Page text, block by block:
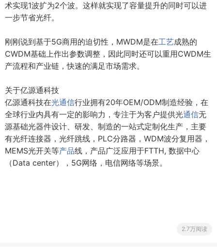
术实现1波扩为2个波。这样就实现了容量提升的同时可以进
一步节省光纤。
刚刚说到基于5G商用的迫切性，MWDM是在工艺成熟的
CWDM基础上作出参数调整，因此同时还可以重用CWDM生
产流程和产业链，快速的满足市场需求。
关于亿源通科技
亿源通科技在光通信行业拥有20年OEM/ODM制造经验，在
全球行业内具有一定的影响力，专注于为客户提供光通信无
源基础光器件设计、研发、制造的一站式定制化生产，主要
有光纤连接器，光纤跳线，PLC分路器，WDM波分复用器，
MEMS光开关等产品线，产品广泛应用于FTTH, 数据中心
（Data center），5G网络，电信网络等场景。
2.7万阅读